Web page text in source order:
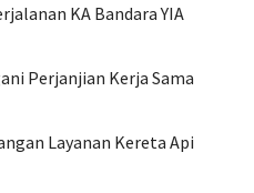
KA Bandara YIA
Perjanjian Kerja Sama
Layanan Kereta Api